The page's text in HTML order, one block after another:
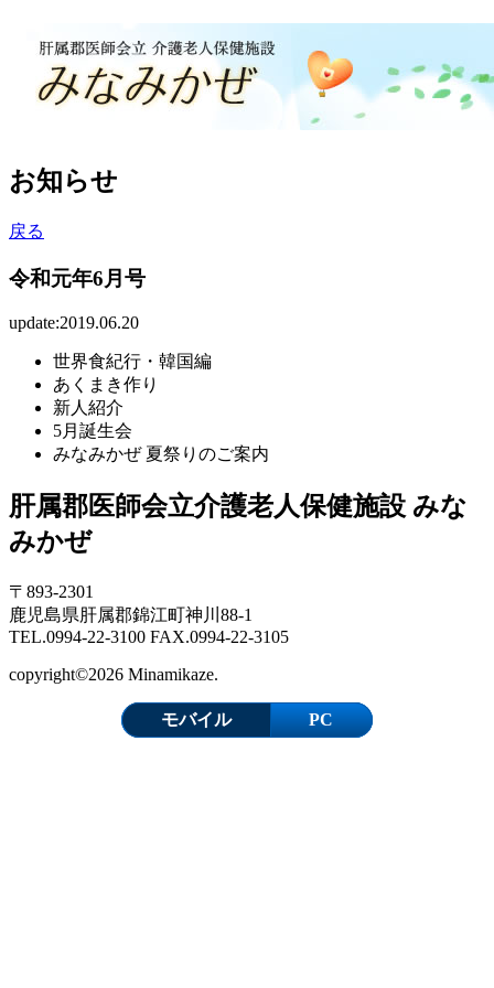
お知らせ
戻る
令和元年6月号
update:2019.06.20
世界食紀行・韓国編
あくまき作り
新人紹介
5月誕生会
みなみかぜ 夏祭りのご案内
肝属郡医師会立介護老人保健施設 みな
みかぜ
〒893-2301
鹿児島県肝属郡錦江町神川88-1
TEL.0994-22-3100 FAX.0994-22-3105
copyright©2026 Minamikaze.
モバイル PC